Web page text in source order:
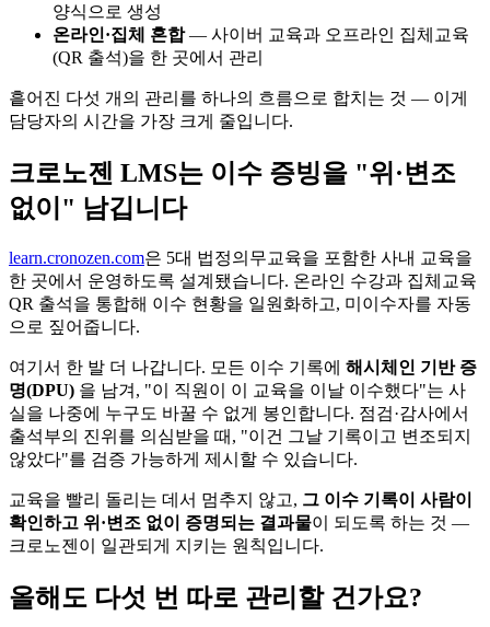
양식으로 생성
온라인·집체 혼합— 사이버 교육과 오프라인 집체교육
(QR 출석)을 한 곳에서 관리
흩어진 다섯 개의 관리를 하나의 흐름으로 합치는 것 — 이게
담당자의 시간을 가장 크게 줄입니다.
크로노젠 LMS는 이수 증빙을 "위·변조
없이" 남깁니다
learn.cronozen.com은 5대 법정의무교육을 포함한 사내 교육을
한 곳에서 운영하도록 설계됐습니다. 온라인 수강과 집체교육
QR 출석을 통합해 이수 현황을 일원화하고, 미이수자를 자동
으로 짚어줍니다.
여기서 한 발 더 나갑니다. 모든 이수 기록에 해시체인 기반 증
명(DPU) 을 남겨, "이 직원이 이 교육을 이날 이수했다"는 사
실을 나중에 누구도 바꿀 수 없게 봉인합니다. 점검·감사에서
출석부의 진위를 의심받을 때, "이건 그날 기록이고 변조되지
않았다"를 검증 가능하게 제시할 수 있습니다.
교육을 빨리 돌리는 데서 멈추지 않고, 그 이수 기록이 사람이
확인하고 위·변조 없이 증명되는 결과물이 되도록 하는 것 —
크로노젠이 일관되게 지키는 원칙입니다.
올해도 다섯 번 따로 관리할 건가요?